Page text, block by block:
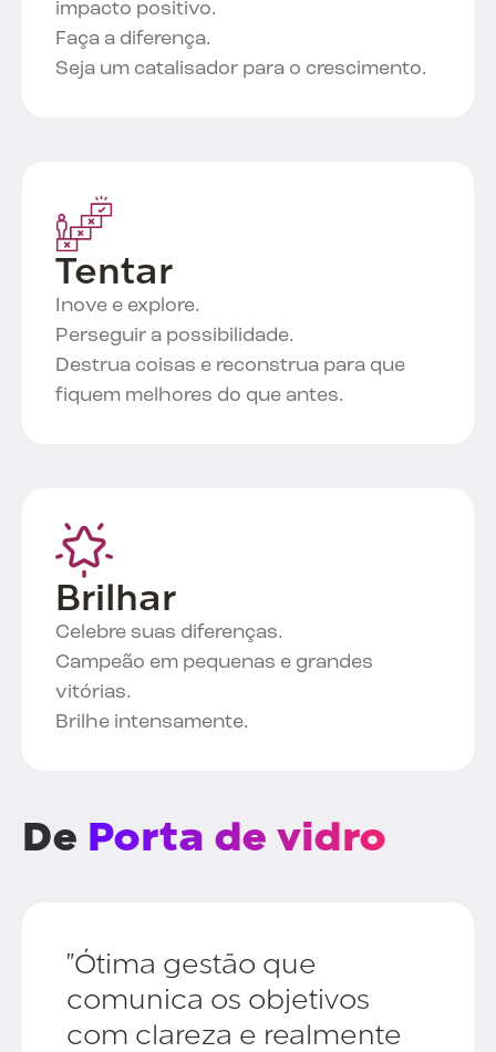
impacto positivo.
Faça a diferença.
Seja um catalisador para o crescimento.
Tentar
Inove e explore.
Perseguir a possibilidade.
Destrua coisas e reconstrua para que
fiquem melhores do que antes.
Brilhar
Celebre suas diferenças.
Campeão em pequenas e grandes
vitórias.
Brilhe intensamente.
De Porta de vidro
"Ótima gestão que
comunica os objetivos
com clareza e realmente